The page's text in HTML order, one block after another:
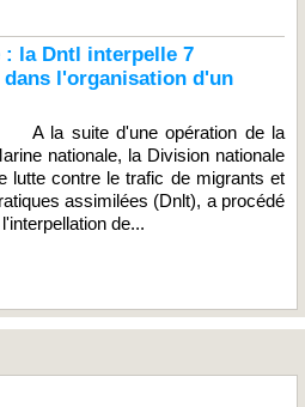
la Dntl interpelle 7
l'organisation d'un
la suite d'une opération de la
nationale, la Division nationale
lutte contre le trafic de migrants et
assimilées (Dnlt), a procédé
de...